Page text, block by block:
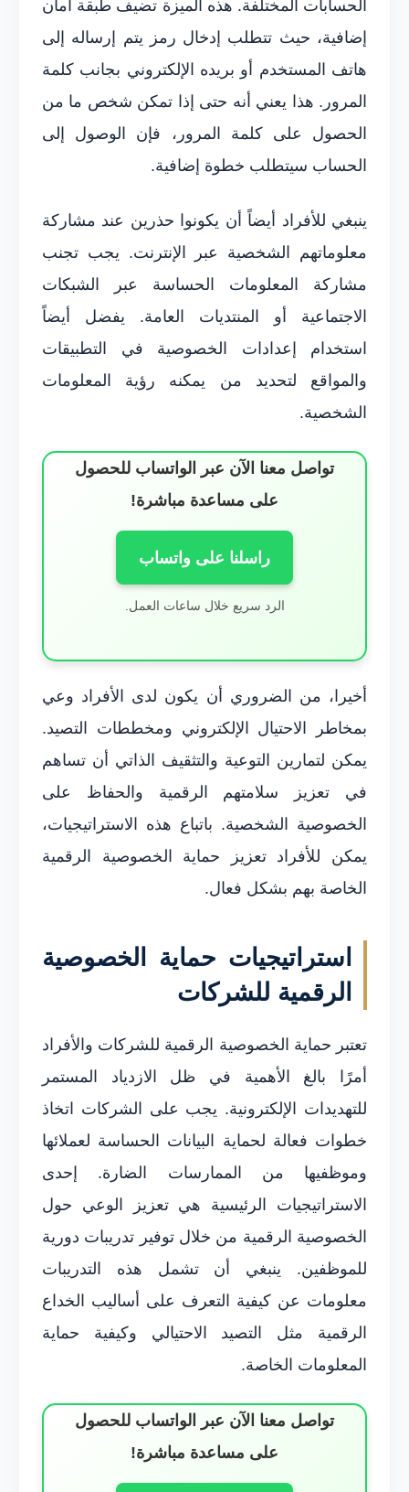
الحسابات المختلفة. هذه الميزة تضيف طبقة أمان
إضافية، حيث تتطلب إدخال رمز يتم إرساله إلى
هاتف المستخدم أو بريده الإلكتروني بجانب كلمة
المرور. هذا يعني أنه حتى إذا تمكن شخص ما من
الحصول على كلمة المرور، فإن الوصول إلى
الحساب سيتطلب خطوة إضافية.
ينبغي للأفراد أيضاً أن يكونوا حذرين عند مشاركة
معلوماتهم الشخصية عبر الإنترنت. يجب تجنب
مشاركة المعلومات الحساسة عبر الشبكات
الاجتماعية أو المنتديات العامة. يفضل أيضاً
استخدام إعدادات الخصوصية في التطبيقات
والمواقع لتحديد من يمكنه رؤية المعلومات
الشخصية.
تواصل معنا الآن عبر الواتساب للحصول
على مساعدة مباشرة!
راسلنا على واتساب
الرد سريع خلال ساعات العمل.
أخيرا، من الضروري أن يكون لدى الأفراد وعي
بمخاطر الاحتيال الإلكتروني ومخططات التصيد.
يمكن لتمارين التوعية والتثقيف الذاتي أن تساهم
في تعزيز سلامتهم الرقمية والحفاظ على
الخصوصية الشخصية. باتباع هذه الاستراتيجيات،
يمكن للأفراد تعزيز حماية الخصوصية الرقمية
الخاصة بهم بشكل فعال.
استراتيجيات حماية الخصوصية
الرقمية للشركات
تعتبر حماية الخصوصية الرقمية للشركات والأفراد
أمرًا بالغ الأهمية في ظل الازدياد المستمر
للتهديدات الإلكترونية. يجب على الشركات اتخاذ
خطوات فعالة لحماية البيانات الحساسة لعملائها
وموظفيها من الممارسات الضارة. إحدى
الاستراتيجيات الرئيسية هي تعزيز الوعي حول
الخصوصية الرقمية من خلال توفير تدريبات دورية
للموظفين. ينبغي أن تشمل هذه التدريبات
معلومات عن كيفية التعرف على أساليب الخداع
الرقمية مثل التصيد الاحتيالي وكيفية حماية
المعلومات الخاصة.
تواصل معنا الآن عبر الواتساب للحصول
على مساعدة مباشرة!